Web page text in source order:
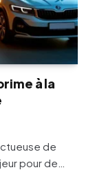
à la
de
pour de…